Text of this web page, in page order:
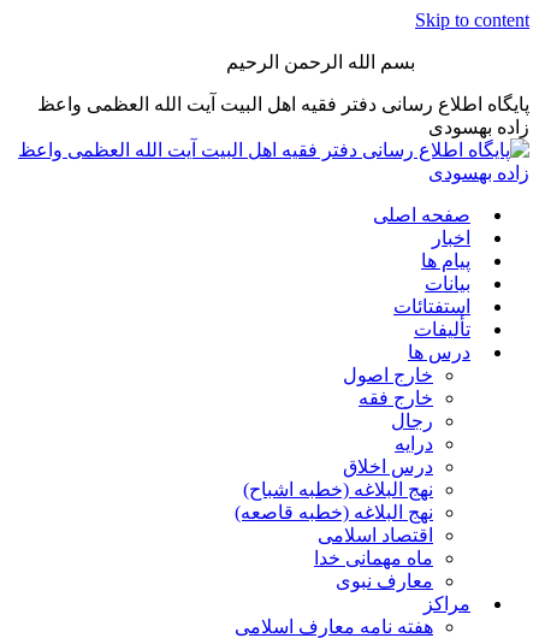
Skip to content
بسم الله الرحمن الرحیم
پایگاه اطلاع رسانی دفتر فقیه اهل البیت آیت الله العظمی واعظ
زاده بهسودی
صفحه اصلی
اخبار
پیام ها
بیانات
استفتائات
تألیفات
درس ها
خارج اصول
خارج فقه
رجال
درایه
درس اخلاق
نهج البلاغه (خطبه اشباح)
نهج البلاغه (خطبه قاصعه)
اقتصاد اسلامی
ماه مهمانی خدا
معارف نبوی
مراکز
هفته نامه معارف اسلامی